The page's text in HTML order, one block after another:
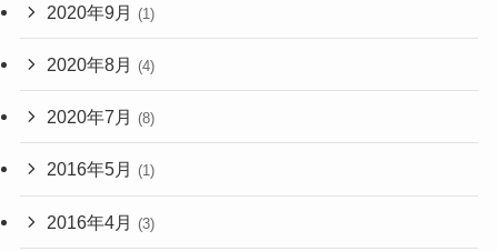
2020年9月 (1)
2020年8月 (4)
2020年7月 (8)
2016年5月 (1)
2016年4月 (3)